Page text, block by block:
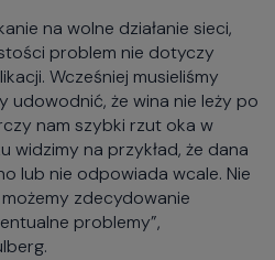
na wolne działanie sieci,
problem nie dotyczy
Wcześniej musieliśmy
udowodnić, że wina nie leży po
nam szybki rzut oka w
widzimy na przykład, że dana
lub nie odpowiada wcale. Nie
zdecydowanie
problemy”,